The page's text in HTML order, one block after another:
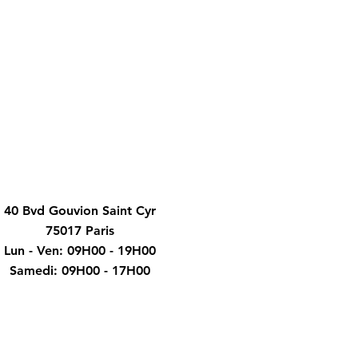
40 Bvd Gouvion Saint Cyr
75017 Paris
Lun - Ven: 09H00 - 19H00
​​Samedi: 09H00 - 17H00​